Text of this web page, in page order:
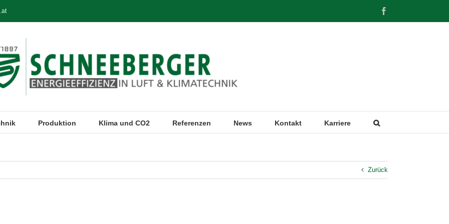
Produktion Klima und CO2 Referenzen News Kontakt Karriere
Zurück